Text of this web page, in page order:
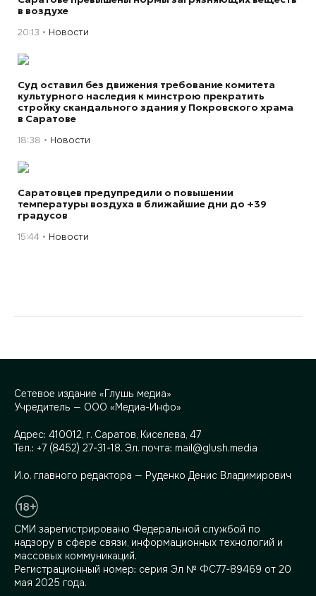
в воздухе
20:13 Новости
Суд оставил без движения требование комитета
культурного наследия к минстрою прекратить
стройку скандального здания у Покровского храма
в Саратове
18:38 Новости
Саратовцев предупредили о повышении
температуры воздуха в ближайшие дни до +39
градусов
15:44 Новости
Сетевое издание «Глушь медиа»
Учредитель — ООО «Медиа-Инфо»
Адрес: 410012, г. Саратов, Киселева, 47
Тел.: +7 (8452) 27-31-18. Эл. почта: mail@glush.media
И.о. главного редактора — Руденко Денис Владимирович
СМИ зарегистрировано Федеральной службой по
надзору в сфере связи, информационных технологий и
массовых коммуникаций.
Регистрационный номер: серия Эл № ФС77-89469 от 20
мая 2025 года.